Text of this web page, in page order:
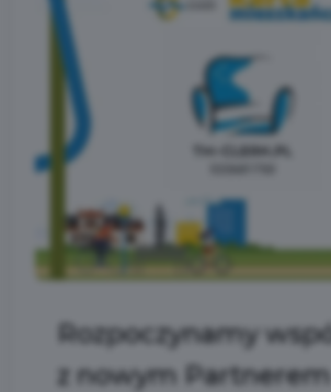
Rozpoczynamy
z nowym Partnerem